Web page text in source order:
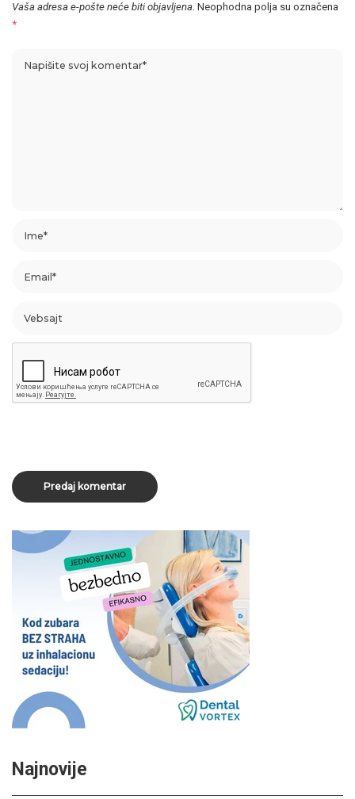
Vaša adresa e-pošte neće biti objavljena. Neophodna polja su označena
*
Najnovije